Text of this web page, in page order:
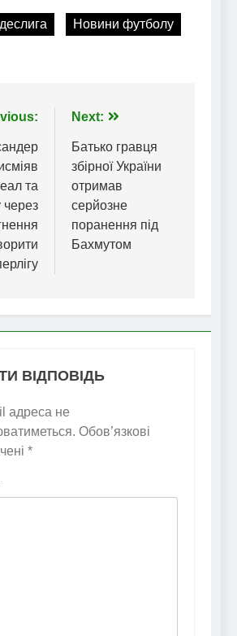
Новини футболу
та
через
Next:
Батько гравця
збірної України
отримав
серйозне
поранення під
Бахмутом
ВІДПОВІДЬ
адреса не
Обов’язкові
*